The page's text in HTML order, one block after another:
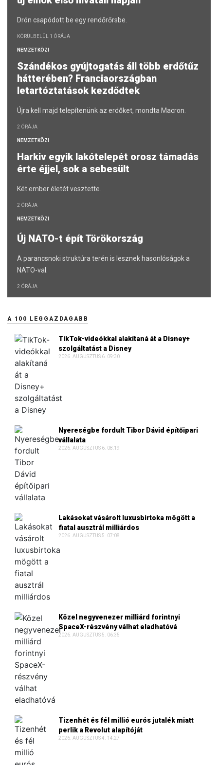
Drón csapódott be egy rendőrőrsbe.
KÖRÜLBELÜL 1 ÓRÁJA
NEMZETKÖZI
Szándékos gyújtogatás áll több erdőtűz
hátterében? Franciaországban
letartóztatások kezdődtek
Újra kell majd telepítenünk az erdőket, mondta Macron.
2 ÓRÁJA
NEMZETKÖZI
Harkiv egyik lakótelepét orosz támadás
érte éjjel, sok a sebesült
Két ember életét vesztette.
2 ÓRÁJA
NEMZETKÖZI
Új NATO-t épít Törökország
A parancsnoki struktúra terén is lesznek hasonlóságok a
NATO-val.
2 ÓRÁJA
A 100 LEGGAZDAGABB
TikTok-videókkal alakítaná át a Disney+
szolgáltatást a Disney
2026. AUGUSZTUS 6. 09:30
Nyereségbe fordult Tibor Dávid építőipari
vállalata
2026. AUGUSZTUS 6. 08:19
Lakásokat vásárolt luxusbirtoka mögött a
fiatal ausztrál milliárdos
2026. AUGUSZTUS 5. 07:08
Közel negyvenezer milliárd forintnyi
SpaceX-részvény válhat eladhatóvá
2026. AUGUSZTUS 5. 06:35
Tizenhét és fél millió eurós jutalék miatt
perlik a Revolut alapítóját
2026. AUGUSZTUS 4. 14:27